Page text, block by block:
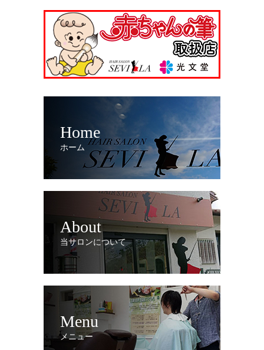
Home
ホーム
About
当サロンについて
Menu
メニュー